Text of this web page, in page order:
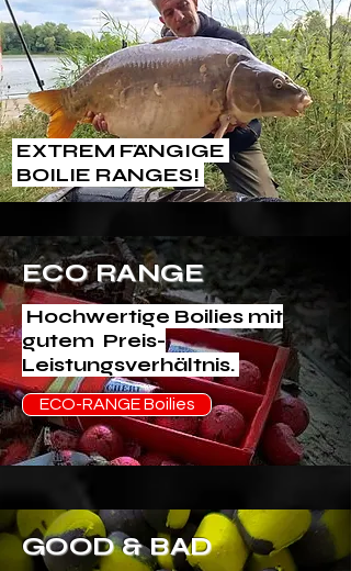
EXTREM FÄNGIGE
BOILIE RANGES!
ECO RANGE
Hochwertige Boilies mit
gutem Preis-
Leistungsverhältnis.
ECO-RANGE Boilies
GOOD & BAD